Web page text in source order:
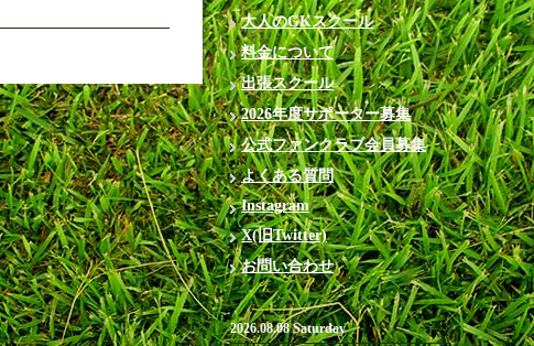
大人のGKスクール
料金について
出張スクール
2026年度サポーター募集
公式ファンクラブ会員募集
よくある質問
Instagram
X(旧Twitter)
お問い合わせ
2026.08.08 Saturday